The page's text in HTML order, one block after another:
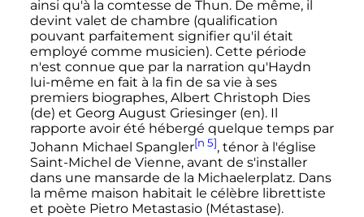
ainsi qu'à la comtesse de Thun. De même, il
devint valet de chambre (qualification
pouvant parfaitement signifier qu'il était
employé comme musicien). Cette période
n'est connue que par la narration qu'Haydn
lui-même en fait à la fin de sa vie à ses
premiers biographes, Albert Christoph Dies
(de) et Georg August Griesinger (en). Il
rapporte avoir été hébergé quelque temps par
Johann Michael Spangler[n 5], ténor à l'église
Saint-Michel de Vienne, avant de s'installer
dans une mansarde de la Michaelerplatz. Dans
la même maison habitait le célèbre librettiste
et poète Pietro Metastasio (Métastase).